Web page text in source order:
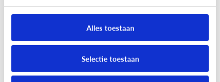
Alles toestaan
Selectie toestaan
[Klik & Print]Slim speelgoed: waar
moet ik op letten?